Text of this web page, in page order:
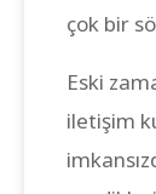
çok bir
Eski
iletişim